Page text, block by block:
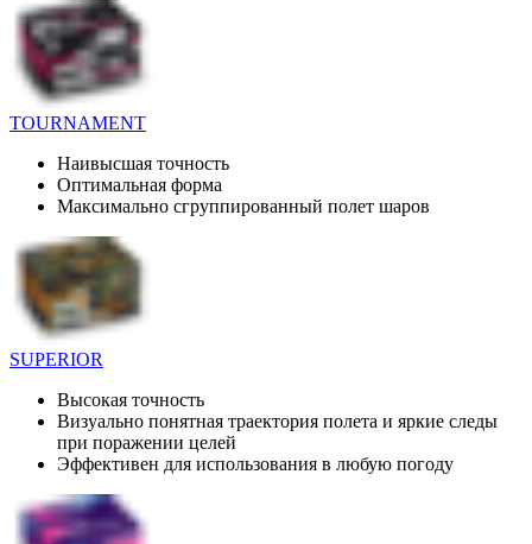
TOURNAMENT
Наивысшая точность
Оптимальная форма
Максимально сгруппированный полет шаров
SUPERIOR
Высокая точность
Визуально понятная траектория полета и яркие следы
при поражении целей
Эффективен для использования в любую погоду